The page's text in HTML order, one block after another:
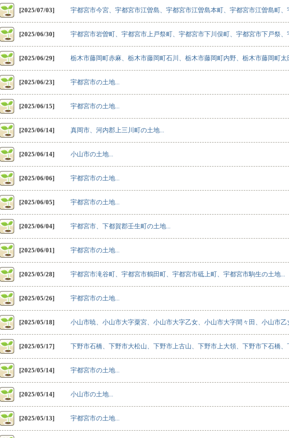
[2025/07/03] 宇都宮市今宮、宇都宮市江曽島、宇都宮市江曽島本町、宇都宮市江曽島町、
[2025/06/30] 宇都宮市岩曽町、宇都宮市上戸祭町、宇都宮市下川俣町、宇都宮市下戸祭、
[2025/06/29] 栃木市藤岡町赤麻、栃木市藤岡町石川、栃木市藤岡町内野、栃木市藤岡町太
[2025/06/23] 宇都宮市の土地...
[2025/06/15] 宇都宮市の土地...
[2025/06/14] 真岡市、河内郡上三川町の土地...
[2025/06/14] 小山市の土地...
[2025/06/06] 宇都宮市の土地...
[2025/06/05] 宇都宮市の土地...
[2025/06/04] 宇都宮市、下都賀郡壬生町の土地...
[2025/06/01] 宇都宮市の土地...
[2025/05/28] 宇都宮市滝谷町、宇都宮市鶴田町、宇都宮市砥上町、宇都宮市駒生の土地...
[2025/05/26] 宇都宮市の土地...
[2025/05/18] 小山市暁、小山市大字粟宮、小山市大字乙女、小山市大字間々田、小山市乙
[2025/05/17] 下野市石橋、下野市大松山、下野市上古山、下野市上大領、下野市下石橋、
[2025/05/14] 宇都宮市の土地...
[2025/05/14] 小山市の土地...
[2025/05/13] 宇都宮市の土地...